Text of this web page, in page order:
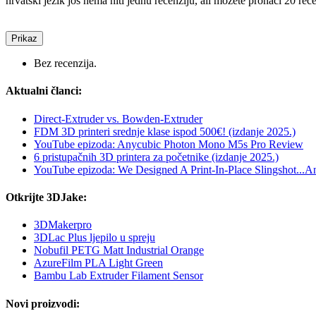
Prikaz
Bez recenzija.
Aktualni članci:
Direct-Extruder vs. Bowden-Extruder
FDM 3D printeri srednje klase ispod 500€! (izdanje 2025.)
YouTube epizoda: Anycubic Photon Mono M5s Pro Review
6 pristupačnih 3D printera za početnike (izdanje 2025.)
YouTube epizoda: We Designed A Print-In-Place
Otkrijte 3DJake:
3DMakerpro
3DLac Plus ljepilo u spreju
Nobufil PETG Matt Industrial Orange
AzureFilm PLA Light Green
Bambu Lab Extruder Filament Sensor
Novi proizvodi: